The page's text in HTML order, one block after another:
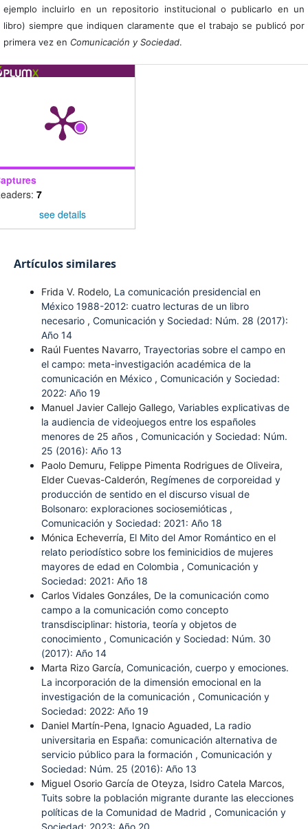
ejemplo incluirlo en un repositorio institucional o publicarlo en un
libro) siempre que indiquen claramente que el trabajo se publicó por
primera vez en Comunicación y Sociedad.
7
see details
Artículos similares
Frida V. Rodelo, La comunicación presidencial en
México 1988-2012: cuatro lecturas de un libro
necesario , Comunicación y Sociedad: Núm. 28 (2017):
Año 14
Raúl Fuentes Navarro, Trayectorias sobre el campo en
el campo: meta-investigación académica de la
comunicación en México , Comunicación y Sociedad:
2022: Año 19
Manuel Javier Callejo Gallego, Variables explicativas de
la audiencia de videojuegos entre los españoles
menores de 25 años , Comunicación y Sociedad: Núm.
25 (2016): Año 13
Paolo Demuru, Felippe Pimenta Rodrigues de Oliveira,
Elder Cuevas-Calderón, Regímenes de corporeidad y
producción de sentido en el discurso visual de
Bolsonaro: exploraciones sociosemióticas ,
Comunicación y Sociedad: 2021: Año 18
Mónica Echeverría, El Mito del Amor Romántico en el
relato periodístico sobre los feminicidios de mujeres
mayores de edad en Colombia , Comunicación y
Sociedad: 2021: Año 18
Carlos Vidales Gonzáles, De la comunicación como
campo a la comunicación como concepto
transdisciplinar: historia, teoría y objetos de
conocimiento , Comunicación y Sociedad: Núm. 30
(2017): Año 14
Marta Rizo García, Comunicación, cuerpo y emociones.
La incorporación de la dimensión emocional en la
investigación de la comunicación , Comunicación y
Sociedad: 2022: Año 19
Daniel Martín-Pena, Ignacio Aguaded, La radio
universitaria en España: comunicación alternativa de
servicio público para la formación , Comunicación y
Sociedad: Núm. 25 (2016): Año 13
Miguel Osorio García de Oteyza, Isidro Catela Marcos,
Tuits sobre la población migrante durante las elecciones
políticas de la Comunidad de Madrid , Comunicación y
Sociedad: 2023: Año 20